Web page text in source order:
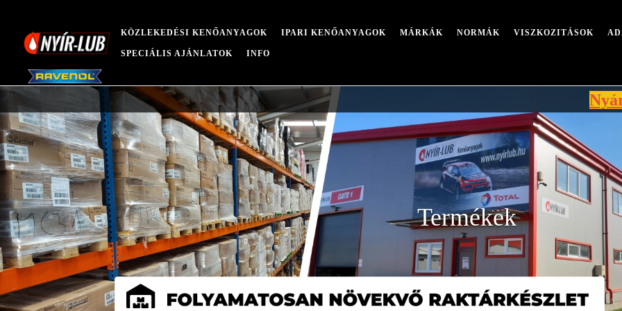
KÖZLEKEDÉSI KENŐANYAGOK IPARI KENŐANYAGOK MÁRKÁK NORMÁK VISZKOZITÁSOK
SPECIÁLIS AJÁNLATOK INFO
Nyári
Termékek